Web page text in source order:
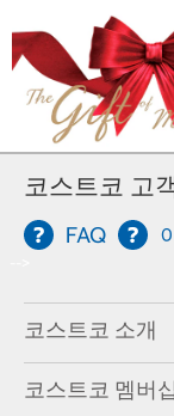
코스트코 고
FAQ
코스트코 소개
코스트코 멤버